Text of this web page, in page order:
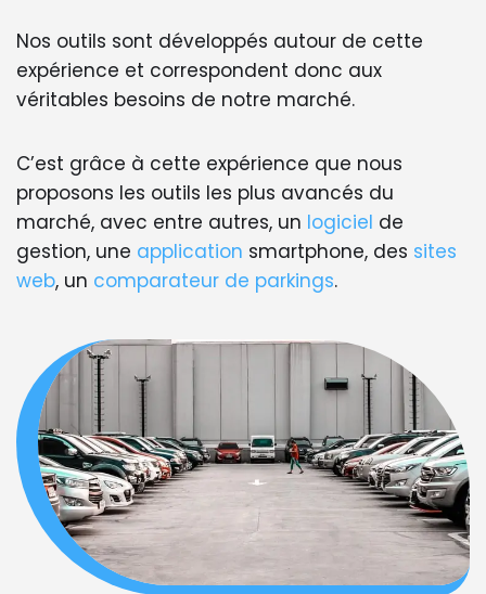
Nos outils sont développés autour de cette
expérience et correspondent donc aux
véritables besoins de notre marché.
C’est grâce à cette expérience que nous
proposons les outils les plus avancés du
marché, avec entre autres, un logiciel de
gestion, une application smartphone, des sites
web, un comparateur de parkings.